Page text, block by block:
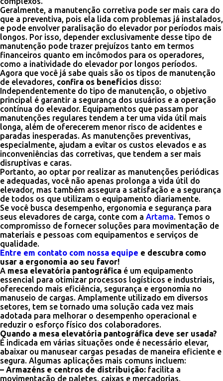
Geralmente, a manutenção corretiva pode ser mais cara do
que a preventiva, pois ela lida com problemas já instalados,
e pode envolver paralisação do elevador por períodos mais
longos. Por isso, depender exclusivamente desse tipo de
manutenção pode trazer prejuízos tanto em termos
financeiros quanto em incômodos para os operadores,
como a inatividade do elevador por longos períodos.
Agora que você já sabe quais são os tipos de manutenção
de elevadores, confira os benefícios disso:
Independentemente do tipo de manutenção, o objetivo
principal é garantir a segurança dos usuários e a operação
contínua do elevador. Equipamentos que passam por
manutenções regulares tendem a ter uma vida útil mais
longa, além de oferecerem menor risco de acidentes e
paradas inesperadas. As manutenções preventivas,
especialmente, ajudam a evitar os custos elevados e as
inconveniências das corretivas, que tendem a ser mais
disruptivas e caras.
Portanto, ao optar por realizar as manutenções periódicas
e adequadas, você não apenas prolonga a vida útil do
elevador, mas também assegura a satisfação e a segurança
de todos os que utilizam o equipamento diariamente.
Se você busca desempenho, ergonomia e segurança para
seus elevadores de carga, conte com a Artama. Temos o
compromisso de fornecer soluções para movimentação de
materiais e pessoas com equipamentos e serviços de
qualidade.
Entre em contato com nossa equipe e descubra como
usar a ergonomia ao seu favor!
A mesa elevatória pantográfica é um equipamento
essencial para otimizar processos logísticos e industriais,
oferecendo mais eficiência, segurança e ergonomia no
manuseio de cargas. Amplamente utilizado em diversos
setores, tem se tornado uma solução cada vez mais
adotada para melhorar o desempenho operacional e
reduzir o esforço físico dos colaboradores.
Quando a mesa elevatória pantográfica deve ser usada?
É indicada em várias situações onde é necessário elevar,
abaixar ou manusear cargas pesadas de maneira eficiente e
segura. Algumas aplicações mais comuns incluem:
– Armazéns e centros de distribuição: facilita a
movimentação de paletes, caixas e mercadorias,